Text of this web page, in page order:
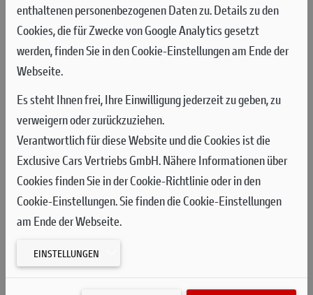
vor, bevor er schließlich Vierter wurde. Márquez zeigte trotz
zweier Stürze, bei denen er unverletzt blieb, eine
hervorragende Pace: Nachdem er das FP1 angeführt hatte, war
er am Nachmittag der erste Fahrer überhaupt, der in Brünn eine
Rundenzeit unter der 1:52-Marke fuhr.
Am Samstag sicherte sich Francesco Bagnaia den Sieg im
neunten Sprint der Saison, während Marc Márquez das Rennen
auf dem Podium als Dritter beendete, weniger als acht Zehntel
hinter seinem Teamkollegen. Bagnaia gelang vom dritten
Startplatz aus ein perfekter Start und er übernahm bereits in
der ersten Kurve die Führung. Pecco ging äußerst geschickt mit
dem Verschleiß der weichen Reifen um, baute in den ersten
Runden einen kleinen Vorsprung auf und verteidigte den ersten
Platz in der Schlussphase verbissen.
enthaltenen personenbezogenen Daten zu. Details zu den
Cookies, die für Zwecke von Google Analytics gesetzt
werden, finden Sie in den Cookie-Einstellungen am Ende der
Webseite.
Es steht Ihnen frei, Ihre Einwilligung jederzeit zu geben, zu
verweigern oder zurückzuziehen.
Verantwortlich für diese Website und die Cookies ist die
Exclusive Cars Vertriebs GmbH. Nähere Informationen über
Cookies finden Sie in der Cookie-Richtlinie oder in den
Cookie-Einstellungen. Sie finden die Cookie-Einstellungen
am Ende der Webseite.
EINSTELLUNGEN